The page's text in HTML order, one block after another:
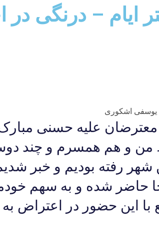
ایام – درنگی
اشکوری
معترضان علیه حسنی
و هم همسرم و چند
شهر رفته بودیم و خبر
حاضر شده و به سهم
با این حضور در اعتراض